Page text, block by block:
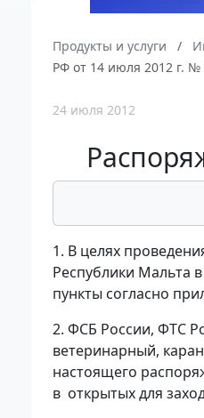
Продукты и услуги
РФ от 14 июля 2012 г. №
24 июля 2012
1. В целях
Республики Мальта
пункты согласно
2. ФСБ России, ФТС
ветеринарный,
настоящего
в открытых для